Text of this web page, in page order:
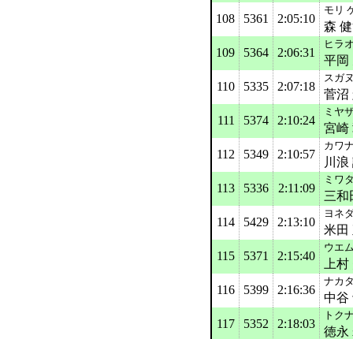
108
5361 2:05:10
モリ
森
109
5364 2:06:31
ヒラ
平岡
110
5335 2:07:18
スガ
菅沼
111
5374 2:10:24
ミヤ
宮崎
112
5349 2:10:57
カワ
川浪
113
5336 2:11:09
ミワ
三和
114
5429 2:13:10
ヨネ
米田
115
5371 2:15:40
ウエ
上
116
5399 2:16:36
ナカ
中谷
117
5352 2:18:03
トク
徳永